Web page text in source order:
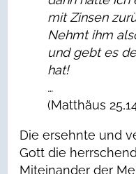
mit Zinsen
Nehmt ihm
und gebt es
hat!
…
(Matthäus
Die ersehnte und
Gott die
Miteinander der